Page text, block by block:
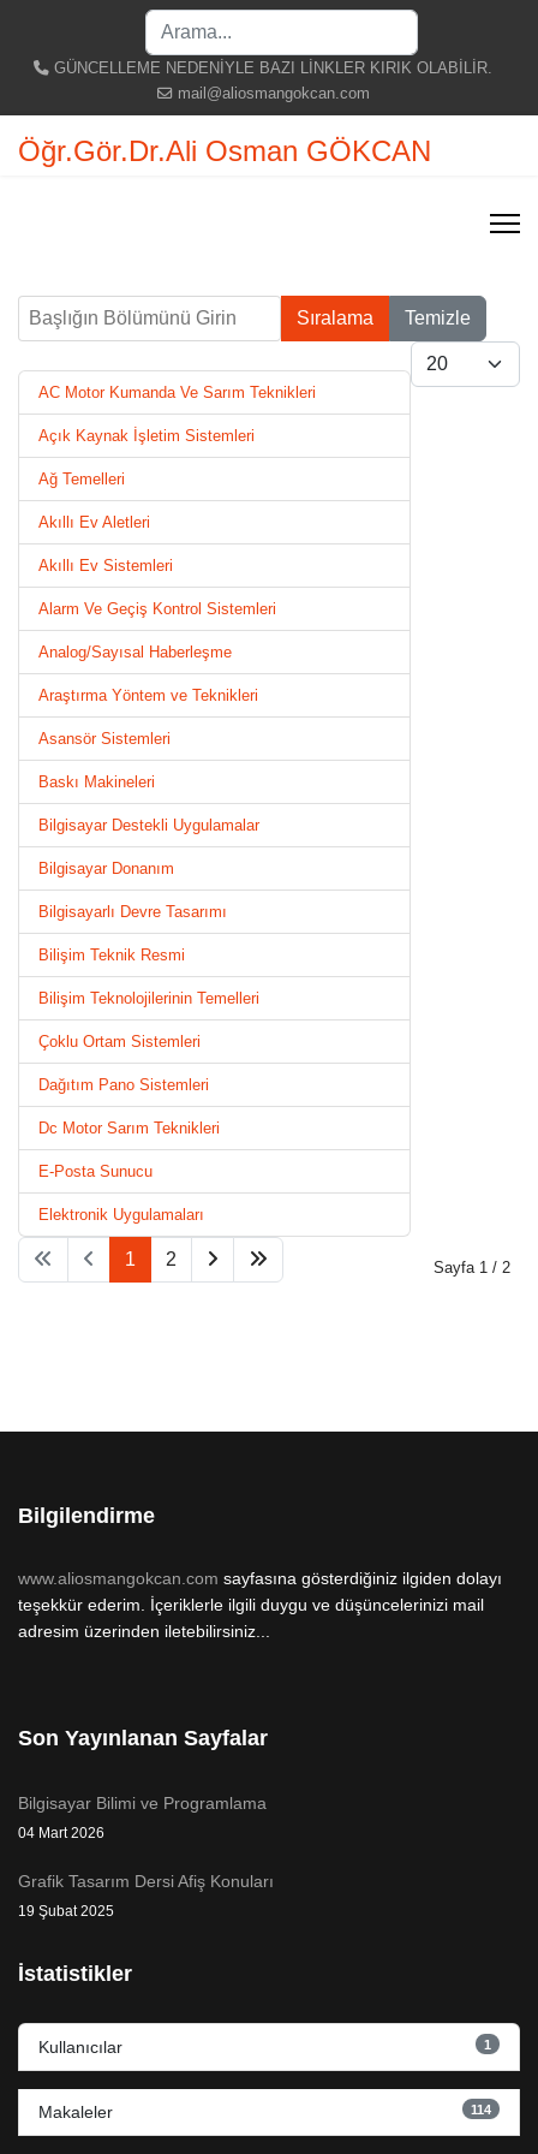
GÜNCELLEME NEDENİYLE BAZI LİNKLER KIRIK OLABİLİR.
mail@aliosmangokcan.com
Öğr.Gör.Dr.Ali Osman GÖKCAN
Başlığın Bölümünü Girin
Sıralama Temizle
Göster #
AC Motor Kumanda Ve Sarım Teknikleri
Açık Kaynak İşletim Sistemleri
Ağ Temelleri
Akıllı Ev Aletleri
Akıllı Ev Sistemleri
Alarm Ve Geçiş Kontrol Sistemleri
Analog/Sayısal Haberleşme
Araştırma Yöntem ve Teknikleri
Asansör Sistemleri
Baskı Makineleri
Bilgisayar Destekli Uygulamalar
Bilgisayar Donanım
Bilgisayarlı Devre Tasarımı
Bilişim Teknik Resmi
Bilişim Teknolojilerinin Temelleri
Çoklu Ortam Sistemleri
Dağıtım Pano Sistemleri
Dc Motor Sarım Teknikleri
E-Posta Sunucu
Elektronik Uygulamaları
Sayfa 1 / 2
1 2
Bilgilendirme
www.aliosmangokcan.com sayfasına gösterdiğiniz ilgiden dolayı
teşekkür ederim. İçeriklerle ilgili duygu ve düşüncelerinizi mail
adresim üzerinden iletebilirsiniz...
Son Yayınlanan Sayfalar
Bilgisayar Bilimi ve Programlama
04 Mart 2026
Grafik Tasarım Dersi Afiş Konuları
19 Şubat 2025
İstatistikler
Kullanıcılar 1
Makaleler 114